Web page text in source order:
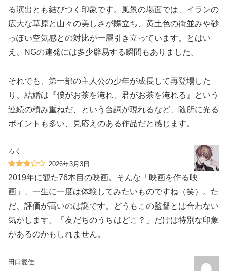
る演出とも結びつく印象です。風景の場面では、イランの
広大な草原と山々の美しさが際立ち、黄土色の街並みや砂
っぽい空気感との対比が一層引き立っています。とはい
え、NGの連発には多少辟易する瞬間もありました。
それでも、第一部の主人公の少年が成長して再登場した
り、結婚は『僕がお茶を淹れ、君がお茶を淹れる』という
連続の積み重ねだ、という台詞が現れるなど、随所に光る
ポイントも多い、見応えのある作品だと感じます。
ろく
2026年3月3日
2019年に観た76本目の映画。そんな「映画を作る映
画」、一生に一度は体験してみたいものですね（笑）。た
だ、評価が高いのは謎です。どうもこの監督とは合わない
気がします。「友だちのうちはどこ？」だけは特別な印象
があるのかもしれません。
田口愛佳